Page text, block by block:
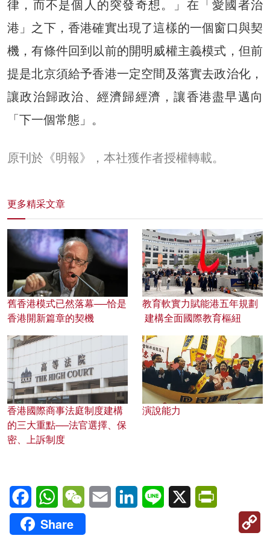
律，而不是個人的突發奇想。」在「愛國者治
港」之下，香港確實出現了這樣的一個窗口與契
機，有條件回到以前的開明威權主義模式，但前
提是北京須給予香港一定空間及落實去政治化，
讓政治歸政治、經濟歸經濟，讓香港盡早邁向
「下一個常態」。
原刊於《明報》，本社獲作者授權轉載。
更多精采文章
舊香港模式已然落幕──恰是
香港開新篇章的契機
教育軟實力賦能港五年規劃
建構全面國際教育樞紐
香港國際商事法庭制度建構
的三大重點──法官選擇、保
密、上訴制度
演說能力
FacebookWhatsAppWeChatEmail LinkedInLine X
Share